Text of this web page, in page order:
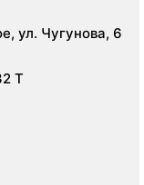
ул. Чугунова, 6
Т